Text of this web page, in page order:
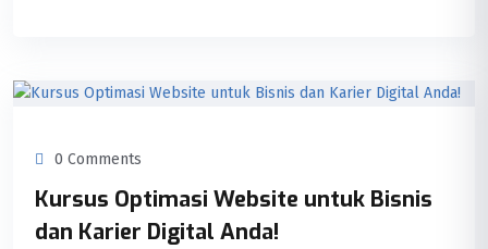
0 Comments
Kursus Optimasi Website untuk Bisnis
dan Karier Digital Anda!